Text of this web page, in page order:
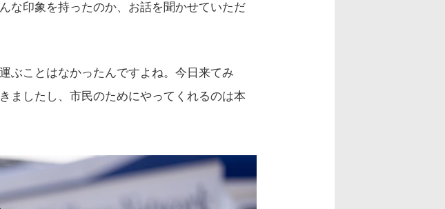
な印象を持ったのか、お話を聞かせていただ
ぶことはなかったんですよね。今日来てみ
ましたし、市民のためにやってくれるのは本